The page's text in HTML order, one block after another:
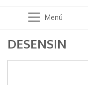
Menú
DESENSIN